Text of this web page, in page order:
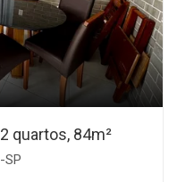
quartos, 84m²
SP